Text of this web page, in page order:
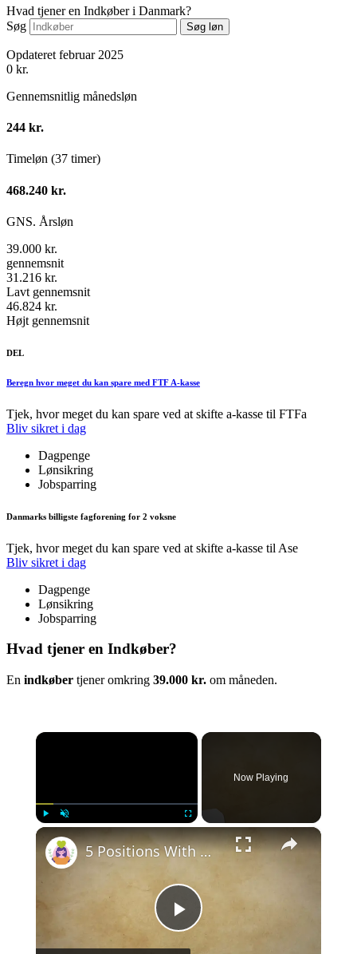
Hvad tjener en Indkøber i Danmark?
Søg
Søg løn
Opdateret februar 2025
0 kr.
Gennemsnitlig månedsløn
244 kr.
Timeløn (37 timer)
468.240 kr.
GNS. Årsløn
39.000 kr.
gennemsnit
31.216 kr.
Lavt gennemsnit
46.824 kr.
Højt gennemsnit
DEL
Beregn hvor meget du kan spare med FTF A-kasse
Tjek, hvor meget du kan spare ved at skifte a-kasse til FTFa
Bliv sikret i dag
Dagpenge
Lønsikring
Jobsparring
Danmarks billigste fagforening for 2 voksne
Tjek, hvor meget du kan spare ved at skifte a-kasse til Ase
Bliv sikret i dag
Dagpenge
Lønsikring
Jobsparring
Hvad tjener en Indkøber?
En indkøber tjener omkring 39.000 kr. om måneden.
×
Now Playing
×
Play
5 Positions With Most #1 Overall Picks in the NFL Draft